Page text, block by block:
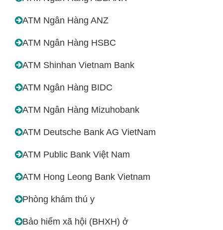
ATM Ngân Hàng ANZ
ATM Ngân Hàng HSBC
ATM Shinhan Vietnam Bank
ATM Ngân Hàng BIDC
ATM Ngân Hàng Mizuhobank
ATM Deutsche Bank AG VietNam
ATM Public Bank Việt Nam
ATM Hong Leong Bank Vietnam
Phòng khám thú y
Bảo hiểm xã hội (BHXH) ở